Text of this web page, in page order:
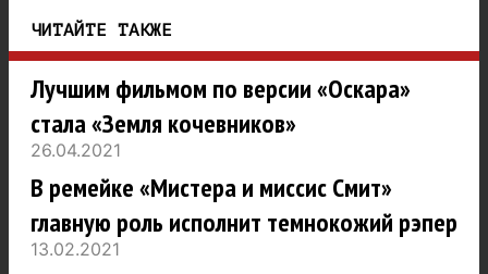
ЧИТАЙТЕ ТАКЖЕ
Лучшим фильмом по версии «Оскара»
стала «Земля кочевников»
26.04.2021
В ремейке «Мистера и миссис Смит»
главную роль исполнит темнокожий рэпер
13.02.2021